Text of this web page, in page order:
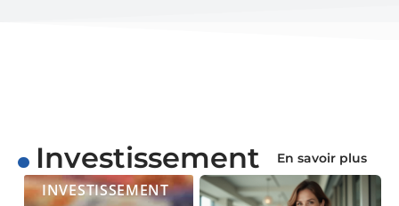
Investissement En savoir plus
INVESTISSEMENT